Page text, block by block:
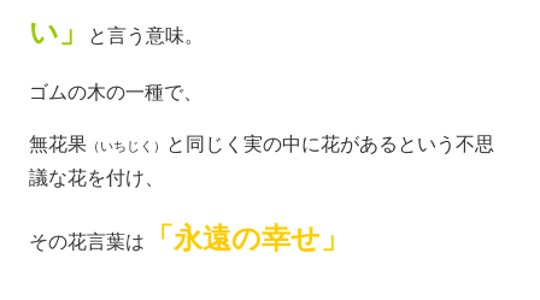
い」
と言う意味。
ゴムの木の一種で、
無花果（いちじく）
と同じく実の中に花があるという不思
議な花を付け、
その花言葉は 「永遠の幸せ」